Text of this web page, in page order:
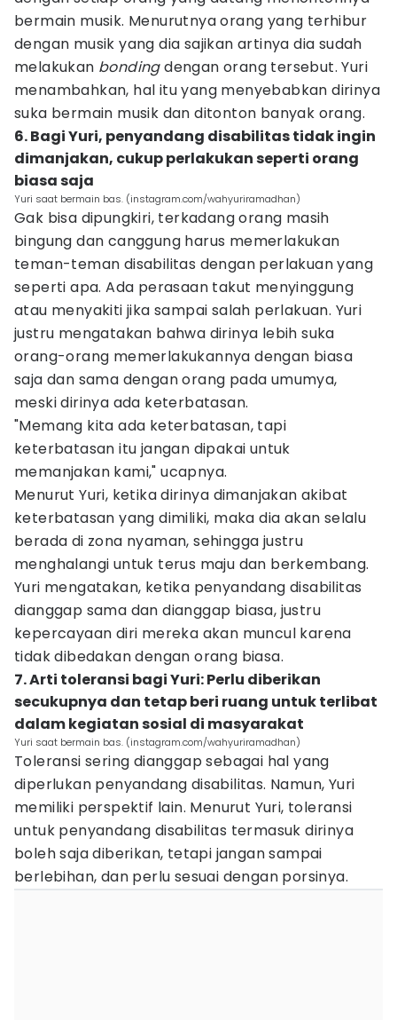
bermain musik. Menurutnya orang yang terhibur
dengan musik yang dia sajikan artinya dia sudah
melakukan bondingdengan orang tersebut. Yuri
menambahkan, hal itu yang menyebabkan dirinya
suka bermain musik dan ditonton banyak orang.
6. Bagi Yuri, penyandang disabilitas tidak ingin
dimanjakan, cukup perlakukan seperti orang
biasa saja
Yuri saat bermain bas. (instagram.com/wahyuriramadhan)
Gak bisa dipungkiri, terkadang orang masih
bingung dan canggung harus memerlakukan
teman-teman disabilitas dengan perlakuan yang
seperti apa. Ada perasaan takut menyinggung
atau menyakiti jika sampai salah perlakuan. Yuri
justru mengatakan bahwa dirinya lebih suka
orang-orang memerlakukannya dengan biasa
saja dan sama dengan orang pada umumya,
meski dirinya ada keterbatasan.
"Memang kita ada keterbatasan, tapi
keterbatasan itu jangan dipakai untuk
memanjakan kami," ucapnya.
Menurut Yuri, ketika dirinya dimanjakan akibat
keterbatasan yang dimiliki, maka dia akan selalu
berada di zona nyaman, sehingga justru
menghalangi untuk terus maju dan berkembang.
Yuri mengatakan, ketika penyandang disabilitas
dianggap sama dan dianggap biasa, justru
kepercayaan diri mereka akan muncul karena
tidak dibedakan dengan orang biasa.
7. Arti toleransi bagi Yuri: Perlu diberikan
secukupnya dan tetap beri ruang untuk terlibat
dalam kegiatan sosial di masyarakat
Yuri saat bermain bas. (instagram.com/wahyuriramadhan)
Toleransi sering dianggap sebagai hal yang
diperlukan penyandang disabilitas. Namun, Yuri
memiliki perspektif lain. Menurut Yuri, toleransi
untuk penyandang disabilitas termasuk dirinya
boleh saja diberikan, tetapi jangan sampai
berlebihan, dan perlu sesuai dengan porsinya.